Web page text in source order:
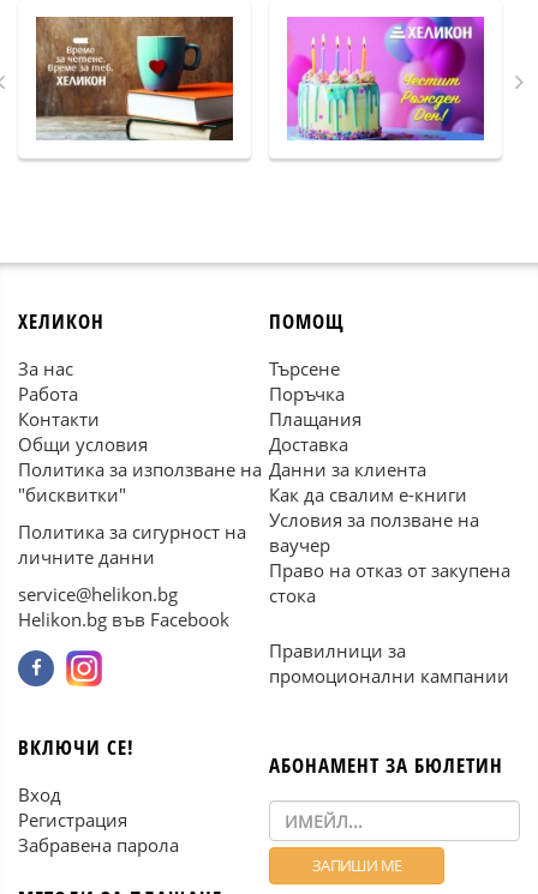
ХЕЛИКОН
За нас
Работа
Контакти
Общи условия
Политика за използване на
"бисквитки"
Политика за сигурност на
личните данни
service@helikon.bg
Helikon.bg във Facebook
ПОМОЩ
Търсене
Поръчка
Плащания
Доставка
Данни за клиента
Как да свалим е-книги
Условия за ползване на
ваучер
Право на отказ от закупена
стока
Правилници за
промоционални кампании
ВКЛЮЧИ СЕ!
Вход
Регистрация
Забравена парола
АБОНАМЕНТ ЗА БЮЛЕТИН